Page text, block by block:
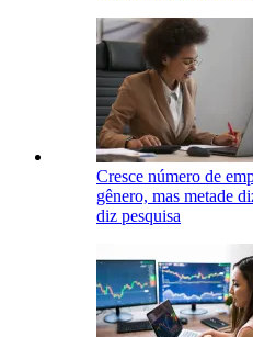
Cresce número de
gênero, mas metade
diz pesquisa